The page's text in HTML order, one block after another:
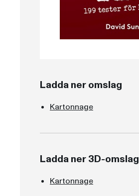
Ladda ner omslag
Kartonnage
Ladda ner 3D-omslag
Kartonnage